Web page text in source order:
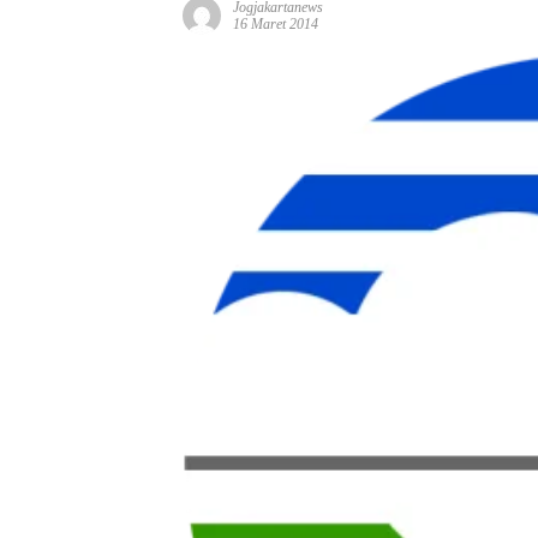
Jogjakartanews
16 Maret 2014